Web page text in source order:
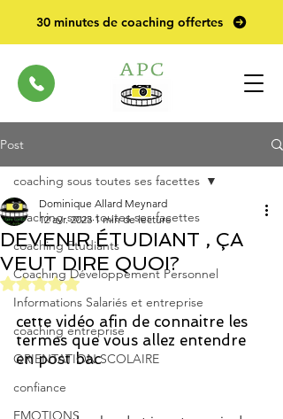
30 minutes de coaching offertes
Post
coaching sous toutes ses facettes
coaching Etudiants
Coaching Développement Personnel
Informations Salariés et entreprise
coaching entreprise
ORIENTATION SCOLAIRE
confiance
EMOTIONS
coaching sous toutes ses facettes
DEVENIR ÉTUDIANT , ÇA
VEUT DIRE QUOI?
Dominique Allard Meynard
12 avr. 2023 1 min de lecture
Noté NaN étoiles sur 5.
cette vidéo afin de connaitre les
termes que vous allez entendre
en post bac